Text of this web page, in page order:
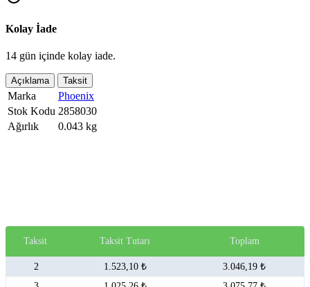
Kolay İade
14 gün içinde kolay iade.
Açıklama Taksit
Marka
Phoenix
Stok Kodu 2858030
Ağırlık
0.043 kg
Taksit Taksit Tutarı Toplam
2 1.523,10 ₺
3.046,19 ₺